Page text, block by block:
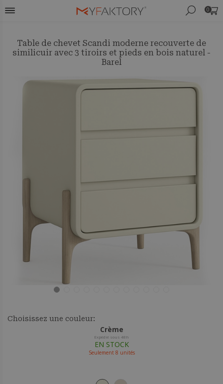
0
Table de chevet Scandi moderne recouverte de
similicuir avec 3 tiroirs et pieds en bois naturel -
Barel
Choisissez une couleur:
Crème
Expédié sous 48h
EN STOCK
Seulement 8 unités